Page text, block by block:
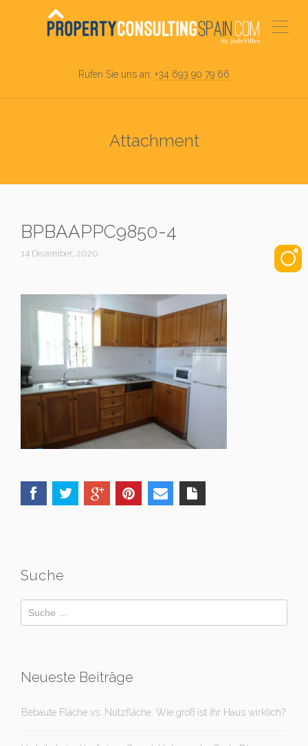
Rufen Sie uns an: +34 693 90 79 66
Attachment
BPBAAPPC9850-4
14 Dezember, 2020
Suche
Neueste Beiträge
Bebaute Fläche vs. Nutzfläche. Wie groß ist Ihr Haus wirklich?